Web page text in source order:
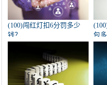
(100)闯红灯扣6分罚多少
钱？
包